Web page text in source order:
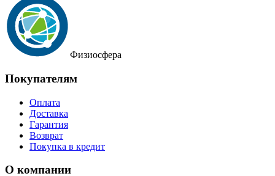
Физиосфера
Покупателям
Оплата
Доставка
Гарантия
Возврат
Покупка в кредит
О компании